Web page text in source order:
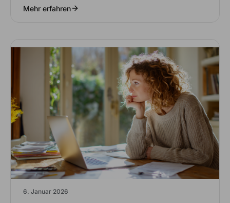
Mehr erfahren
6. Januar 2026